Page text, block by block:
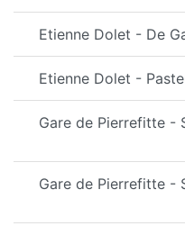
Etienne Dolet - De
Etienne Dolet -
Gare de Pierrefitte -
Gare de Pierrefitte -